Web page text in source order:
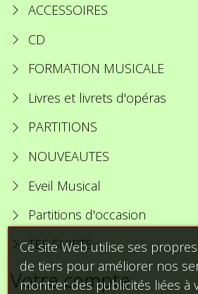
ACCESSOIRES
CD
FORMATION MUSICALE
Livres et livrets d'opéras
PARTITIONS
NOUVEAUTES
Eveil Musical
Partitions d'occasion
TEE SHIRTS
Votre compte
Ce site Web utilise ses
de tiers pour améliorer nos
montrer des publicités liées à